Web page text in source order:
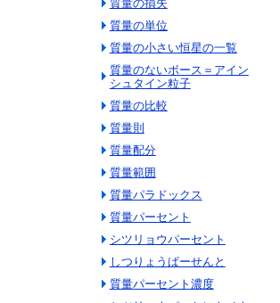
質量の損失
質量の単位
質量の小さい恒星の一覧
質量のないボース＝アイン
シュタイン粒子
質量の比較
質量則
質量配分
質量範囲
質量パラドックス
質量パーセント
シツリョウパーセント
しつりょうぱーせんと
質量パーセント濃度